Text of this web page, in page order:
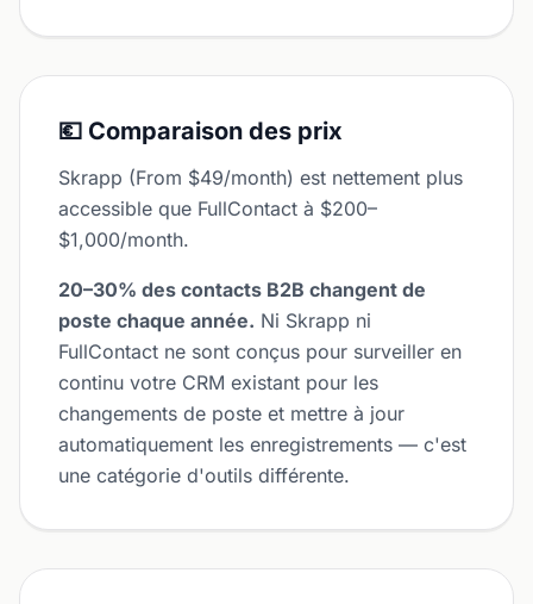
💶 Comparaison des prix
Skrapp (From $49/month) est nettement plus
accessible que FullContact à $200–
$1,000/month.
20–30% des contacts B2B changent de
poste chaque année. Ni Skrapp ni
FullContact ne sont conçus pour surveiller en
continu votre CRM existant pour les
changements de poste et mettre à jour
automatiquement les enregistrements — c'est
une catégorie d'outils différente.